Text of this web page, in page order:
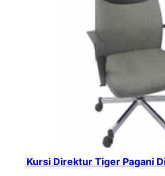
Kursi Direktur Tiger Pagani